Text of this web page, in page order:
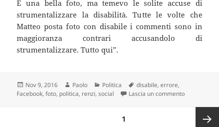
È una bella foto, ma temevo le solite accuse di
strumentalizzare la disabilità. Tutte le volte che
Matteo posta foto con disabile i commenti sono in
maggioranza contrari accusandolo di
strumentalizzare. Tutto qui”.
Scritto
il
Nov 9, 2016 Autore
Paolo Categorie
Politica Tag
disabile,errore,
Facebook,foto, politica, renzi,social Lascia un commentosu “Mi
1